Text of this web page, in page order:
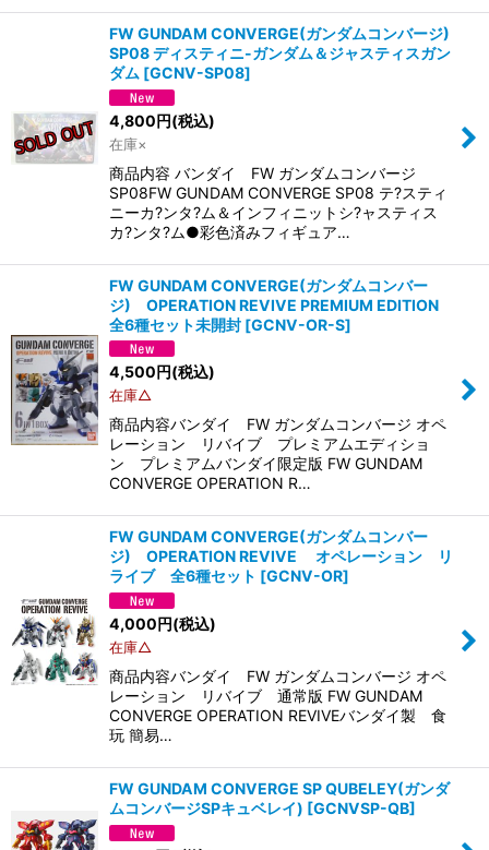
FW GUNDAM CONVERGE(ガンダムコンバージ)
SP08 ディスティニ-ガンダム＆ジャスティスガン
ダム [GCNV-SP08]
4,800円(税込)
在庫×
商品内容 バンダイ FW ガンダムコンバージ
SP08FW GUNDAM CONVERGE SP08 テ?スティ
ニーカ?ンタ?ム＆インフィニットシ?ャスティス
カ?ンタ?ム●彩色済みフィギュア…
FW GUNDAM CONVERGE(ガンダムコンバー
ジ) OPERATION REVIVE PREMIUM EDITION
全6種セット未開封 [GCNV-OR-S]
4,500円(税込)
在庫△
商品内容バンダイ FW ガンダムコンバージ オペ
レーション リバイブ プレミアムエディショ
ン プレミアムバンダイ限定版 FW GUNDAM
CONVERGE OPERATION R…
FW GUNDAM CONVERGE(ガンダムコンバー
ジ) OPERATION REVIVE オペレーション リ
ライブ 全6種セット [GCNV-OR]
4,000円(税込)
在庫△
商品内容バンダイ FW ガンダムコンバージ オペ
レーション リバイブ 通常版 FW GUNDAM
CONVERGE OPERATION REVIVEバンダイ製 食
玩 簡易…
FW GUNDAM CONVERGE SP QUBELEY(ガンダ
ムコンバージSPキュベレイ) [GCNVSP-QB]